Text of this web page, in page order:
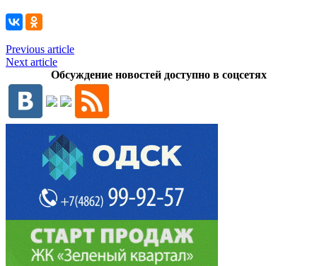
Previous article
Next article
Обсуждение новостей доступно в соцсетях